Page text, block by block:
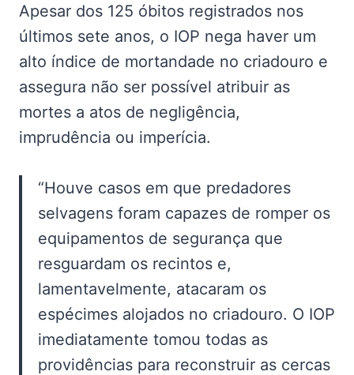
Apesar dos 125 óbitos registrados nos
últimos sete anos, o IOP nega haver um
alto índice de mortandade no criadouro e
assegura não ser possível atribuir as
mortes a atos de negligência,
imprudência ou imperícia.
“Houve casos em que predadores
selvagens foram capazes de romper os
equipamentos de segurança que
resguardam os recintos e,
lamentavelmente, atacaram os
espécimes alojados no criadouro. O IOP
imediatamente tomou todas as
providências para reconstruir as cercas